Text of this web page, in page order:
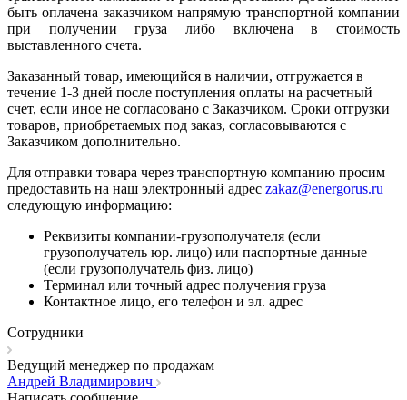
быть оплачена заказчиком напрямую транспортной компании
при получении груза либо включена в стоимость
выставленного счета.
Заказанный товар, имеющийся в наличии, отгружается в
течение 1-3 дней после поступления оплаты на расчетный
счет, если иное не согласовано с Заказчиком. Сроки отгрузки
товаров, приобретаемых под заказ, согласовываются с
Заказчиком дополнительно.
Для отправки товара через транспортную компанию просим
предоставить на наш электронный адрес zakaz@energorus.ru
следующую информацию:
Реквизиты компании-грузополучателя (если
грузополучатель юр. лицо) или паспортные данные
(если грузополучатель физ. лицо)
Терминал или точный адрес получения груза
Контактное лицо, его телефон и эл. адрес
Сотрудники
Ведущий менеджер по продажам
Андрей Владимирович